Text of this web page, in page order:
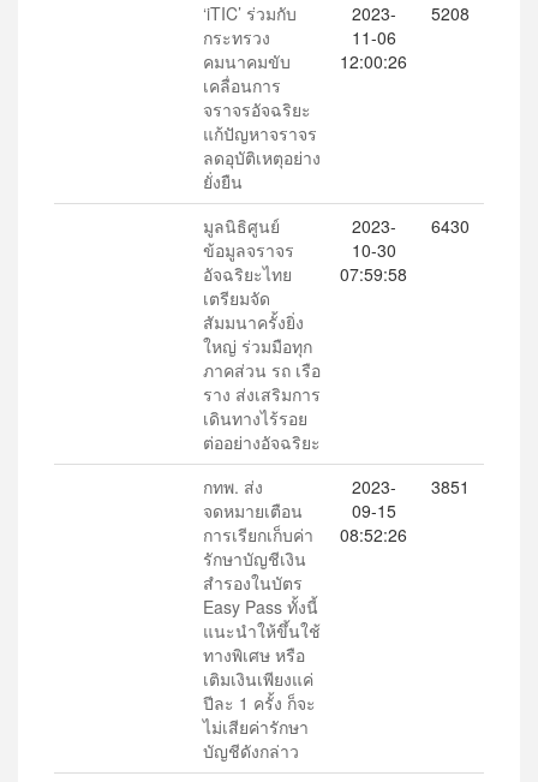
‘iTIC’ ร่วมกับ
กระทรวง
คมนาคมขับ
เคลื่อนการ
จราจรอัจฉริยะ
แก้ปัญหาจราจร
ลดอุบัติเหตุอย่าง
ยั่งยืน
2023-
11-06
12:00:26
5208
มูลนิธิศูนย์
ข้อมูลจราจร
อัจฉริยะไทย
เตรียมจัด
สัมมนาครั้งยิ่ง
ใหญ่ ร่วมมือทุก
ภาคส่วน รถ เรือ
ราง ส่งเสริมการ
เดินทางไร้รอย
ต่ออย่างอัจฉริยะ
2023-
10-30
07:59:58
6430
กทพ. ส่ง
จดหมายเตือน
การเรียกเก็บค่า
รักษาบัญชีเงิน
สำรองในบัตร
Easy Pass ทั้งนี้
แนะนำให้ขึ้นใช้
ทางพิเศษ หรือ
เติมเงินเพียงแค่
ปีละ 1 ครั้ง ก็จะ
ไม่เสียค่ารักษา
บัญชีดังกล่าว
2023-
09-15
08:52:26
3851